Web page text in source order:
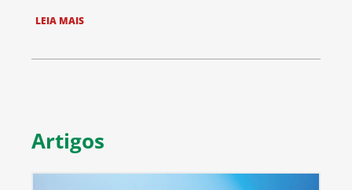
LEIA MAIS
Artigos